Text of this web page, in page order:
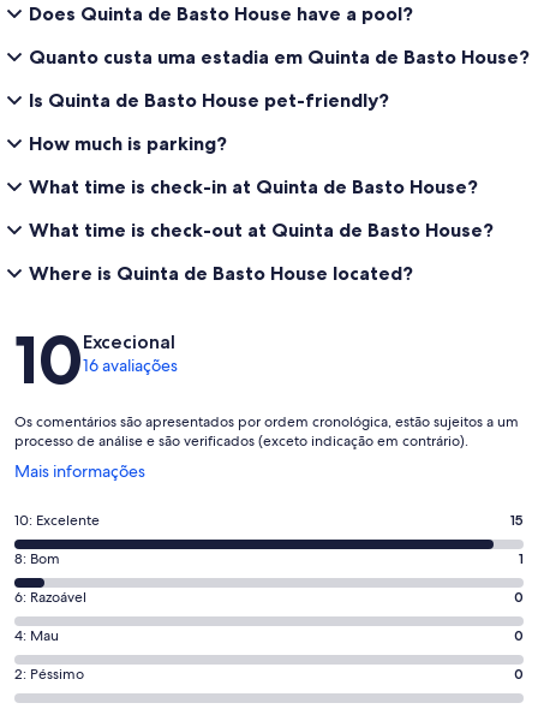
Does Quinta de Basto House have a pool?
Quanto custa uma estadia em Quinta de Basto House?
Is Quinta de Basto House pet-friendly?
How much is parking?
What time is check-in at Quinta de Basto House?
What time is check-out at Quinta de Basto House?
Where is Quinta de Basto House located?
Avaliações
10Excecional
16 avaliações
Os comentários são apresentados por ordem cronológica, estão sujeitos a um
processo de análise e são verificados (exceto indicação em contrário).
Mais informações
Abre
nova
janela
Pontuação
de
10,
o
que
significa
“Excelente”.
15
10: Excelente 15
Pontuação
de
8,
o
que
significa
8: Bom 1
Pontuação
de
6,
o
que
6: Razoável 0
Pontuação
de
4,
4: Mau 0
Pontuação
de
2: Péssimo 0